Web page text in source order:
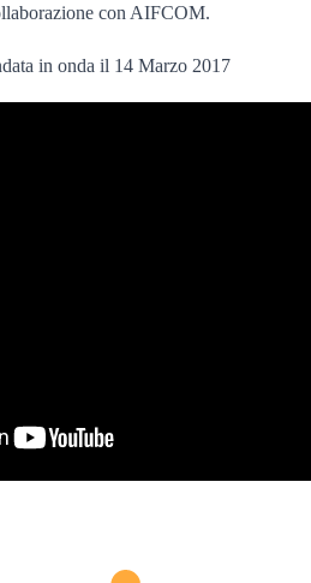
con AIFCOM.
in onda il 14 Marzo 2017